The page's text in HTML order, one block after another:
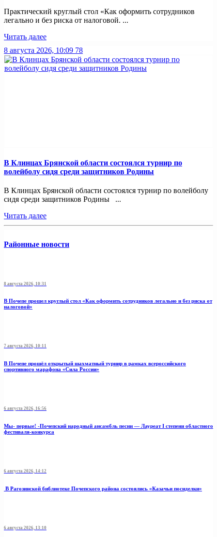
Практический круглый стол «Как оформить сотрудников
легально и без риска от налоговой. ...
Читать далее
8 августа 2026, 10:09 78
В Клинцах Брянской области состоялся турнир по
волейболу сидя среди защитников Родины
В Клинцах Брянской области состоялся турнир по волейболу
сидя среди защитников Родины ...
Читать далее
Районные новости
8 августа 2026, 10:31
В Почепе прошел круглый стол «Как оформить сотрудников легально и без риска от
налоговой»
7 августа 2026, 10:11
В Почепе прошёл открытый шахматный турнир в рамках всероссийского
спортивного марафона «Сила России»
6 августа 2026, 16:56
Мы- первые! -Почепский народный ансамбль песни — Лауреат I степени областного
фестиваля-конкурса
6 августа 2026, 14:12
В Рагозинской библиотеке Почепского района состоялись «Казачьи посиделки»
6 августа 2026, 13:10